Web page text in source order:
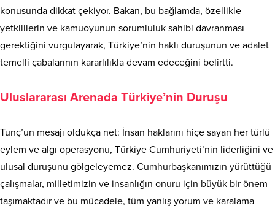
konusunda dikkat çekiyor. Bakan, bu bağlamda, özellikle
yetkililerin ve kamuoyunun sorumluluk sahibi davranması
gerektiğini vurgulayarak, Türkiye’nin haklı duruşunun ve adalet
temelli çabalarının kararlılıkla devam edeceğini belirtti.
Uluslararası Arenada Türkiye’nin Duruşu
Tunç’un mesajı oldukça net: İnsan haklarını hiçe sayan her türlü
eylem ve algı operasyonu, Türkiye Cumhuriyeti’nin liderliğini ve
ulusal duruşunu gölgeleyemez. Cumhurbaşkanımızın yürüttüğü
çalışmalar, milletimizin ve insanlığın onuru için büyük bir önem
taşımaktadır ve bu mücadele, tüm yanlış yorum ve karalama